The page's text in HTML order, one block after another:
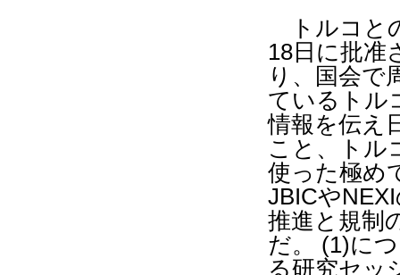
トルコと
18 日に批准
り、国会で
ているトル
情報を伝え
こと、トル
使った極め
JBICやNEXI
推進と規制
だ。 (1)に
る研究セッ